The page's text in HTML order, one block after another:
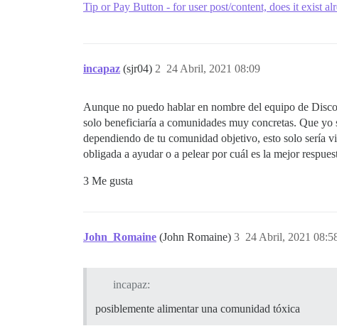
Tip or Pay Button - for user post/content, does it exist
incapaz (sjr04) 24 Abril, 2021 08:09
2
Aunque no puedo hablar en nombre del equipo de
solo beneficiaría a comunidades muy concretas. Que
dependiendo de tu comunidad objetivo, esto solo sería
obligada a ayudar o a pelear por cuál es la mejor
3 Me gusta
John_Romaine (John Romaine) 24 Abril, 2021
3
incapaz:
posiblemente alimentar una comunidad tóxica